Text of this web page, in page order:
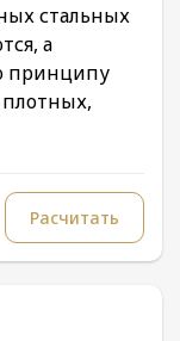
стальных
а
принципу
Расчитать